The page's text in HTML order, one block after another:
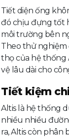
Tiết diện ống
đó chịu đựng tốt
môi trường bên
Theo thử nghiệm
thọ của hệ thống
vệ lâu dài cho
Tiết kiệm
Altis là hệ thống
nhiều nhiều
ra, Altis còn phân